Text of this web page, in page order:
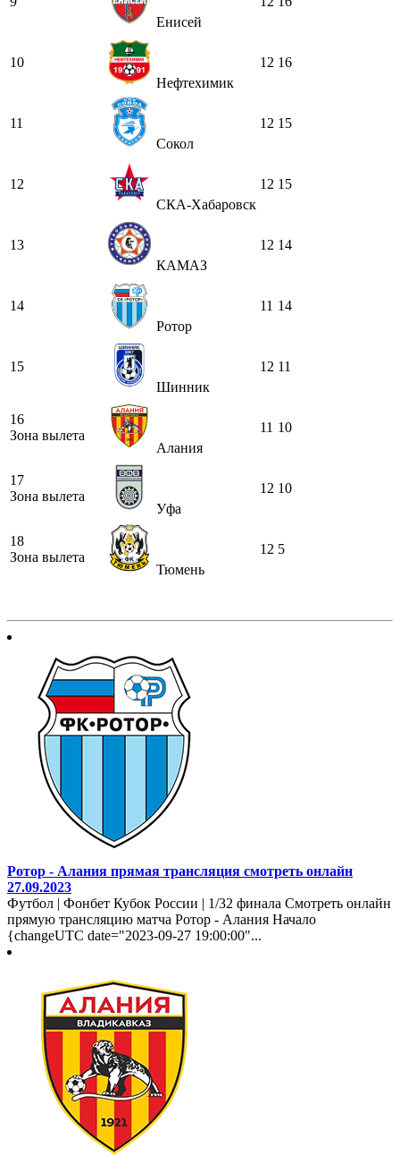
Енисей
10
Нефтехимик
12 16
11
Сокол
12 15
12
СКА-Хабаровск
12 15
13
КАМАЗ
12 14
14
Ротор
11 14
15
Шинник
12 11
16
Зона вылета
Алания
11 10
17
Зона вылета
Уфа
12 10
18
Зона вылета
Тюмень
12 5
Ротор - Алания прямая трансляция смотреть онлайн
27.09.2023
Футбол | Фонбет Кубок России | 1/32 финала Смотреть онлайн
прямую трансляцию матча Ротор - Алания Начало
{changeUTC date="2023-09-27 19:00:00"...